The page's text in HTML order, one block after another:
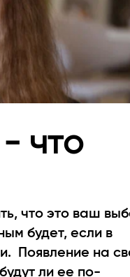
что
что это ваш
будет, если в
Появление на
ли ее по-